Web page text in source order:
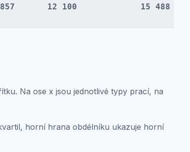
12 100 15 488
Na ose x jsou jednotlivé typy prací, na
horní hrana obdélníku ukazuje horní